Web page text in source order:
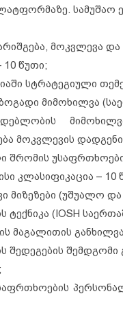
სამუშაო
მოკვლევა და
10 წუთი;
სტრატეგიული
მიმოხილვა
მოკვლევის
შრომის
კლასიფიკაცია – 10
მიზეზები (უშუალო
ტექნიკა (IOSH
მაგალითის
შედეგების შემდგომი